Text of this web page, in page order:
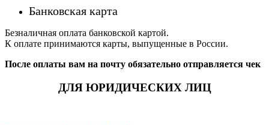
Банковская карта
Безналичная оплата банковской картой.
К оплате принимаются карты, выпущенные в России.
После оплаты вам на почту обязательно отправляется чек
ДЛЯ ЮРИДИЧЕСКИХ ЛИЦ